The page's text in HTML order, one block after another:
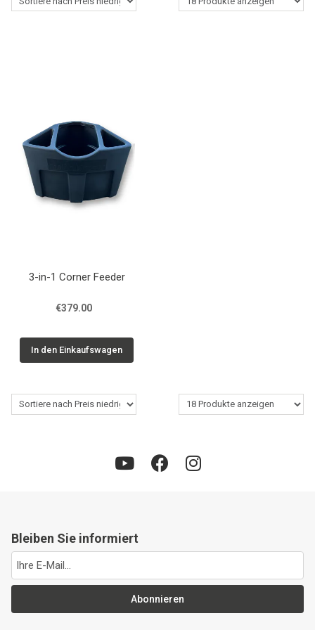
Western Reiter
Roping Gear
Outlet
Contact
3-in-1 Corner Feeder
€379.00
In den Einkaufswagen
Bleiben Sie informiert
Abonnieren